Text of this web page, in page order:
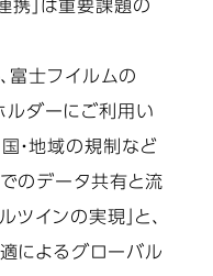
携」は重要課題の
富士フイルムの
ルダーにご利用い
国・地域の規制など
のデータ共有と流
ツインの実現」と、
によるグローバル